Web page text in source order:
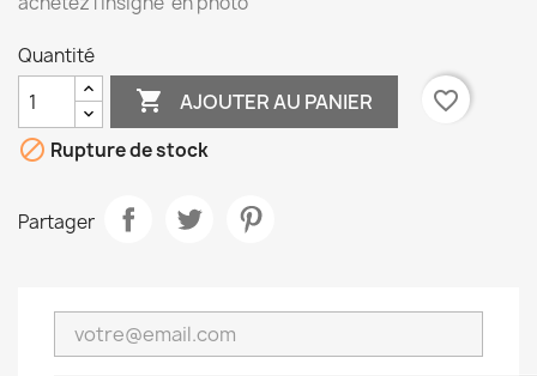
Quantité
 AJOUTER AU PANIER
favorite_border
 Rupture de stock
Partager